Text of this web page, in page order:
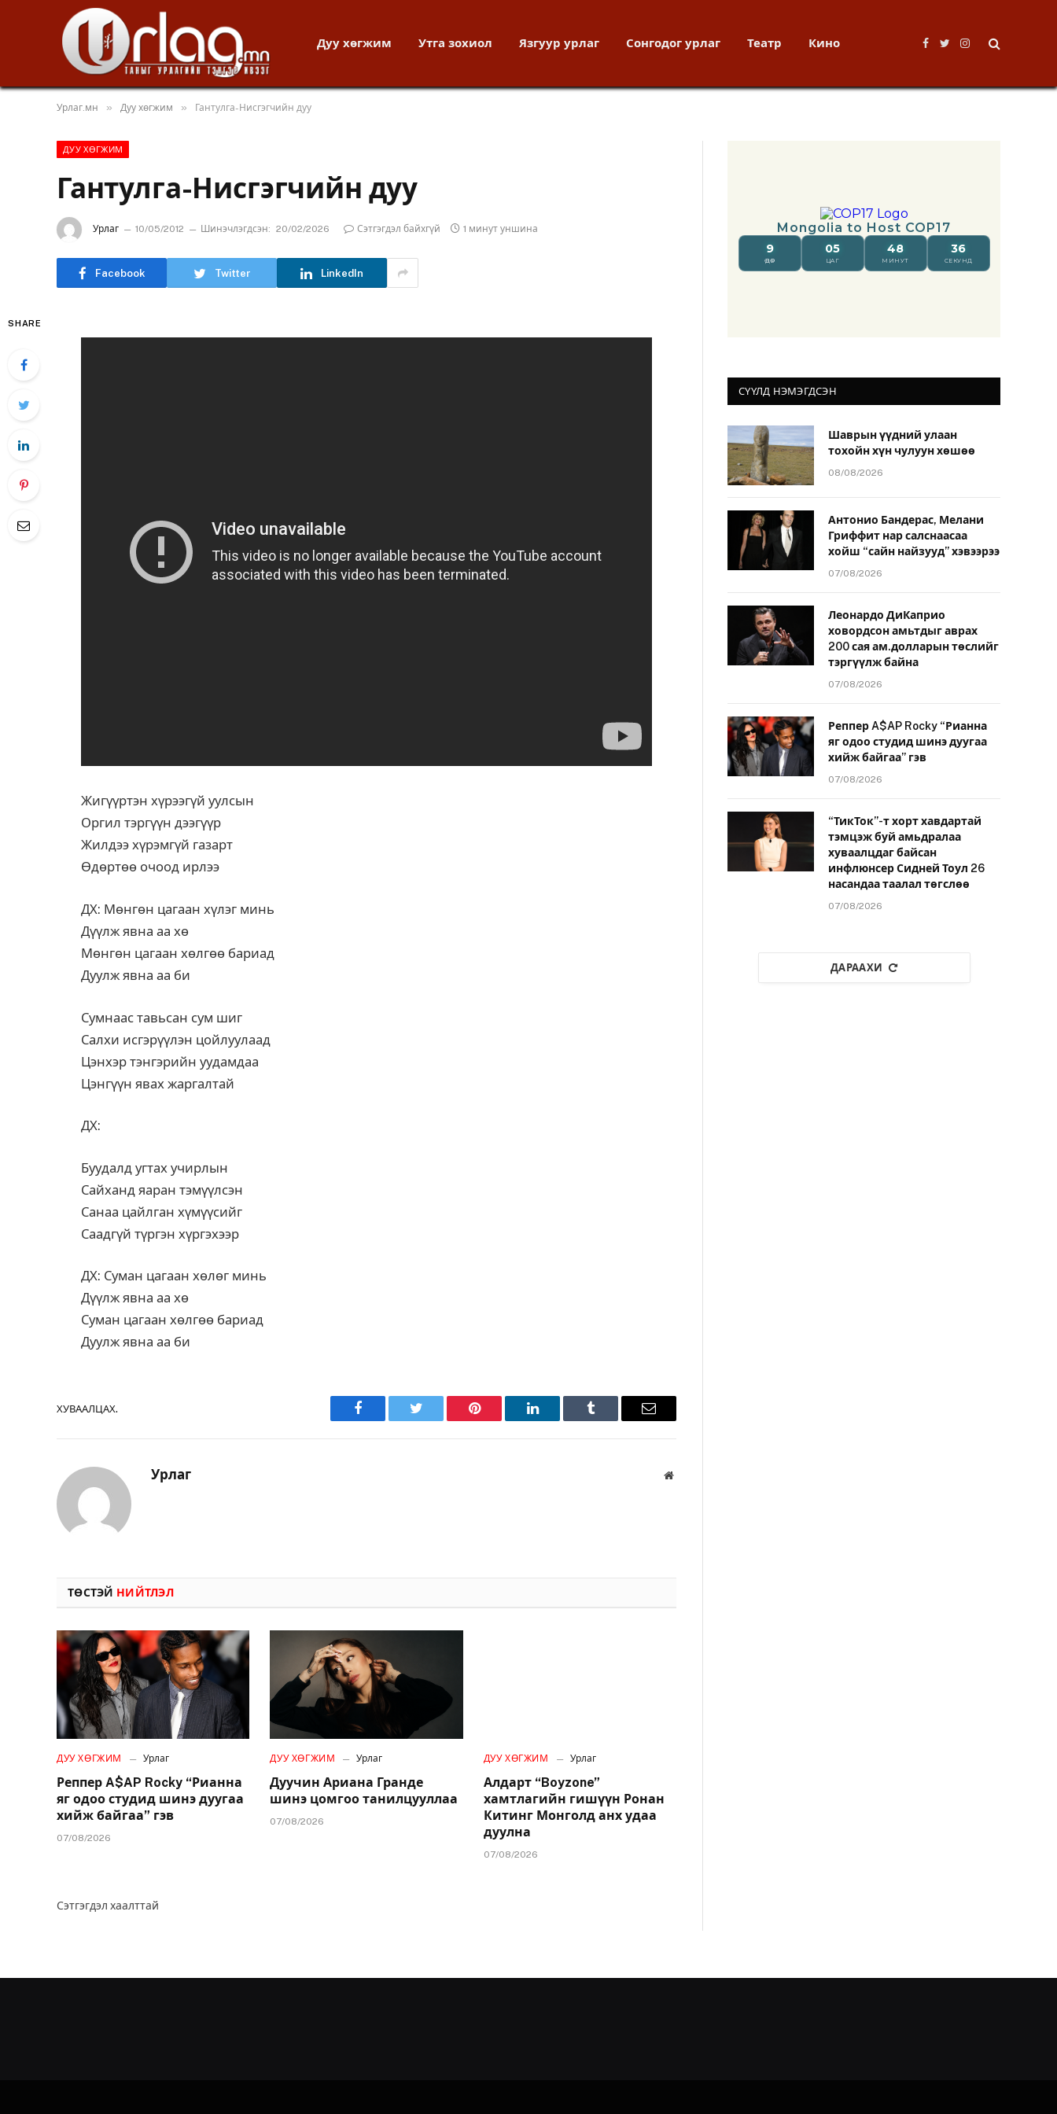
Дуу хөгжим Утга зохиол Язгуур урлаг Сонгодог урлаг Театр Кино
Facebook
TwitterInstagram
Урлаг.мн » Дуу хөгжим » Гантулга-Нисгэгчийн дуу
ДУУ ХӨГЖИМ
Гантулга-Нисгэгчийн дуу
Урлаг 10/05/2012 Шинэчлэгдсэн: 20/02/2026 Сэтгэгдэл байхгүй 1 минут уншина
Facebook Twitter LinkedIn
SHARE
Жигүүртэн хүрээгүй уулсын
Оргил тэргүүн дээгүүр
Жилдээ хүрэмгүй газарт
Өдөртөө очоод ирлээ
ДХ: Мөнгөн цагаан хүлэг минь
Дүүлж явна аа хө
Мөнгөн цагаан хөлгөө бариад
Дуулж явна аа би
Сумнаас тавьсан сум шиг
Салхи исгэрүүлэн цойлуулаад
Цэнхэр тэнгэрийн уудамдаа
Цэнгүүн явах жаргалтай
ДХ:
Буудалд угтах учирлын
Сайханд яаран тэмүүлсэн
Санаа цайлган хүмүүсийг
Саадгүй түргэн хүргэхээр
ДХ: Суман цагаан хөлөг минь
Дүүлж явна аа хө
Суман цагаан хөлгөө бариад
Дуулж явна аа би
ХУВААЛЦАХ.
Facebook Twitter Pinterest LinkedIn Tumblr Имэйл
Урлаг Вэбсайт
ТӨСТЭЙ НИЙТЛЭЛ
ДУУ ХӨГЖИМ Урлаг
Реппер A$AP Rocky “Рианна
яг одоо студид шинэ дуугаа
хийж байгаа” гэв
07/08/2026
ДУУ ХӨГЖИМ Урлаг
Дуучин Ариана Гранде
шинэ цомгоо танилцууллаа
07/08/2026
ДУУ ХӨГЖИМ Урлаг
Алдарт “Boyzone”
хамтлагийн гишүүн Ронан
Китинг Монголд анх удаа
дуулна
07/08/2026
Сэтгэгдэл хаалттай
СҮҮЛД НЭМЭГДСЭН
Шаврын үүдний улаан
тохойн хүн чулуун хөшөө
08/08/2026
Антонио Бандерас, Мелани
Гриффит нар салснаасаа
хойш “сайн найзууд” хэвээрээ
07/08/2026
Леонардо ДиКаприо
ховордсон амьтдыг аврах
200 сая ам.долларын төслийг
тэргүүлж байна
07/08/2026
Реппер A$AP Rocky “Рианна
яг одоо студид шинэ дуугаа
хийж байгаа” гэв
07/08/2026
“ТикТок”-т хорт хавдартай
тэмцэж буй амьдралаа
хуваалцдаг байсан
инфлюнсер Сидней Тоул 26
насандаа таалал төгслөө
07/08/2026
ДАРААХИ